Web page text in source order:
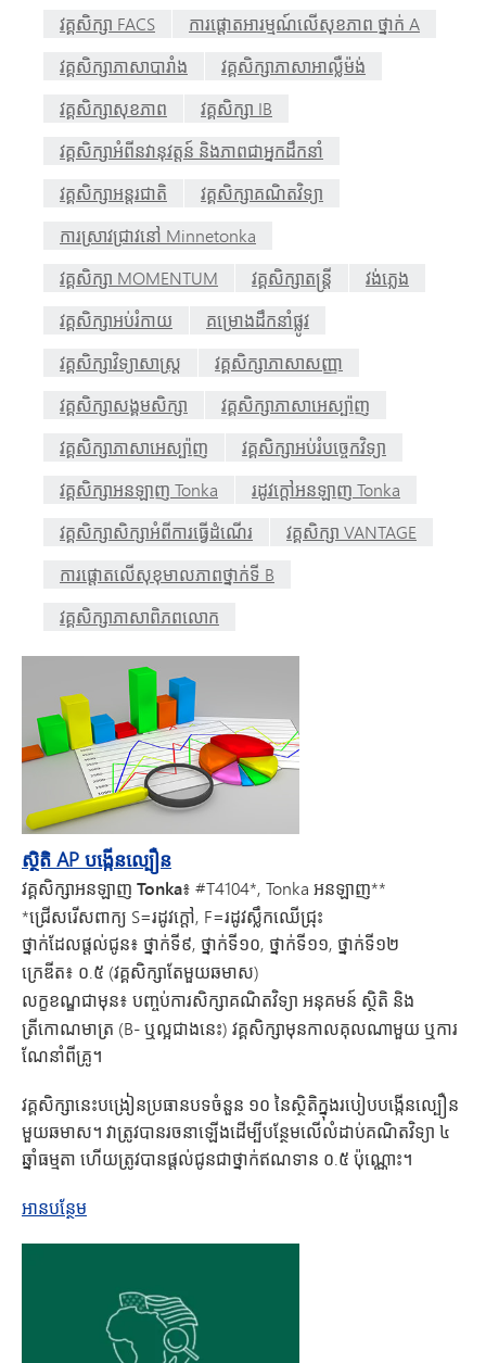
វគ្គសិក្សា FACS
ការផ្តោតអារម្មណ៍លើសុខភាព ថ្នាក់ A
វគ្គសិក្សាភាសាបារាំង
វគ្គសិក្សាភាសាអាល្លឺម៉ង់
វគ្គសិក្សាសុខភាព
វគ្គសិក្សា IB
វគ្គសិក្សាអំពីនវានុវត្តន៍ និងភាពជាអ្នកដឹកនាំ
វគ្គសិក្សាអន្តរជាតិ
វគ្គសិក្សាគណិតវិទ្យា
ការស្រាវជ្រាវនៅ Minnetonka
វគ្គសិក្សា MOMENTUM
វគ្គសិក្សាតន្ត្រី
វង់ភ្លេង
វគ្គសិក្សាអប់រំកាយ
គម្រោងដឹកនាំផ្លូវ
វគ្គសិក្សាវិទ្យាសាស្ត្រ
វគ្គសិក្សាភាសាសញ្ញា
វគ្គសិក្សាសង្គមសិក្សា
វគ្គសិក្សាភាសាអេស្ប៉ាញ
វគ្គសិក្សាភាសាអេស្ប៉ាញ
វគ្គសិក្សាអប់រំបច្ចេកវិទ្យា
វគ្គសិក្សាអនឡាញ Tonka
រដូវក្តៅអនឡាញ Tonka
វគ្គសិក្សាសិក្សាអំពីការធ្វើដំណើរ
វគ្គសិក្សា VANTAGE
ការផ្តោតលើសុខុមាលភាពថ្នាក់ទី B
វគ្គសិក្សាភាសាពិភពលោក
ស្ថិតិ AP បង្កើនល្បឿន
វគ្គសិក្សាអនឡាញ Tonka៖ #T4104*, Tonka អនឡាញ**
*ជ្រើសរើសពាក្យ S=រដូវក្តៅ, F=រដូវស្លឹកឈើជ្រុះ
ថ្នាក់ដែលផ្តល់ជូន៖ ថ្នាក់ទី៩, ថ្នាក់ទី១០, ថ្នាក់ទី១១, ថ្នាក់ទី១២
ក្រេឌីត៖ ០.៥ (វគ្គសិក្សាតែមួយឆមាស)
លក្ខខណ្ឌ​ជាមុន៖ បញ្ចប់​ការសិក្សា​គណិតវិទ្យា អនុគមន៍ ស្ថិតិ និង​
ត្រីកោណមាត្រ (B- ឬ​ល្អ​ជាង​នេះ) វគ្គសិក្សា​មុន​កាលគុល​ណាមួយ ឬ​ការ
ណែនាំ​ពី​គ្រូ។
វគ្គសិក្សានេះបង្រៀនប្រធានបទចំនួន ១០ នៃស្ថិតិក្នុងរបៀបបង្កើនល្បឿន
មួយឆមាស។ វាត្រូវបានរចនាឡើងដើម្បីបន្ថែមលើលំដាប់គណិតវិទ្យា ៤
ឆ្នាំធម្មតា ហើយត្រូវបានផ្តល់ជូនជាថ្នាក់ឥណទាន ០.៥ ប៉ុណ្ណោះ។
អានបន្ថែម